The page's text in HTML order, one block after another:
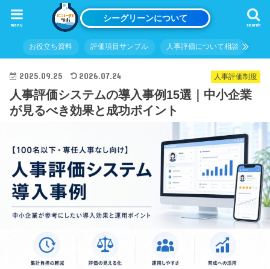
シーグリーンについて
search
menu
お役立ち資料 評価項目サンプル 人事評価について相談
人事評価制度
2025.09.25 2026.07.24
人事評価システムの導入事例15選｜中小企業
が見るべき効果と成功ポイント